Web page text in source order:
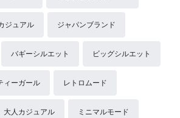
ジュアル ジャパンブランド
バギーシルエット ビッグシルエット
ィーガール レトロムード
大人カジュアル ミニマルモード